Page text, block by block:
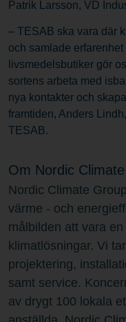
Patrik Larsson, VD
– TESAB ska vara där
och samlade
livsmedelsbutiker gör
sortens arbeta med
nya kontakter och
framtiden, Anders
TESAB.
Om Nordic
Nordic Climate
värme - och
målbilden att vara
klimatlösningar. Vi
projektering,
samt service.
av drygt 100 lokala